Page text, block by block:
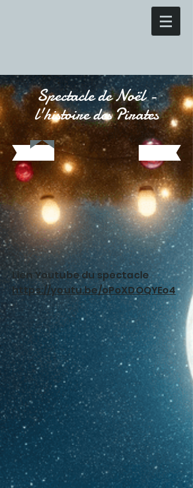
Spectacle de Noël -
l'histoire des Pirates
Lien Youtube du spectacle
https://youtu.be/oPoXDOQYEo4